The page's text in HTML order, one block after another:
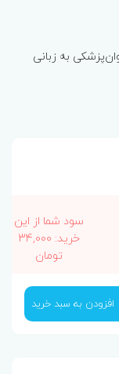
به زبانی
سود شما از این
خرید: 34,000
تومان
افزودن به سبد خرید